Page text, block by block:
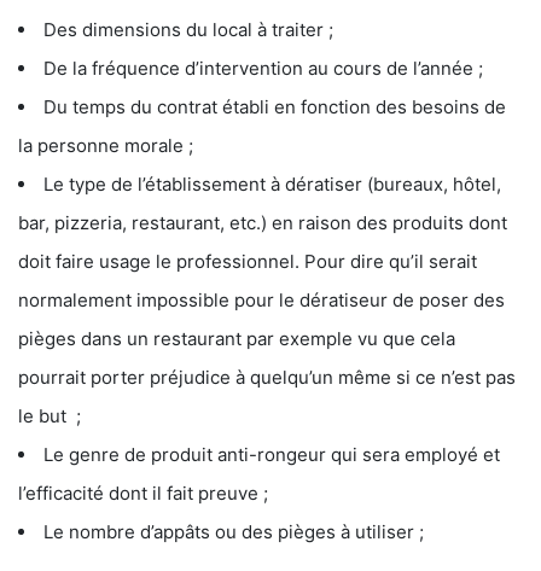
Des dimensions du local à traiter ;
De la fréquence d’intervention au cours de l’année ;
Du temps du contrat établi en fonction des besoins de
la personne morale ;
Le type de l’établissement à dératiser (bureaux, hôtel,
bar, pizzeria, restaurant, etc.) en raison des produits dont
doit faire usage le professionnel. Pour dire qu’il serait
normalement impossible pour le dératiseur de poser des
pièges dans un restaurant par exemple vu que cela
pourrait porter préjudice à quelqu’un même si ce n’est pas
le but ;
Le genre de produit anti-rongeur qui sera employé et
l’efficacité dont il fait preuve ;
Le nombre d’appâts ou des pièges à utiliser ;